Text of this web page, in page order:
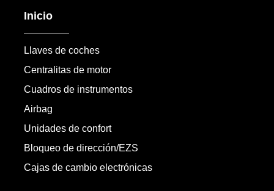
Inicio
Llaves de coches
Centralitas de motor
Cuadros de instrumentos
Airbag
Unidades de confort
Bloqueo de dirección/EZS
Cajas de cambio electrónicas